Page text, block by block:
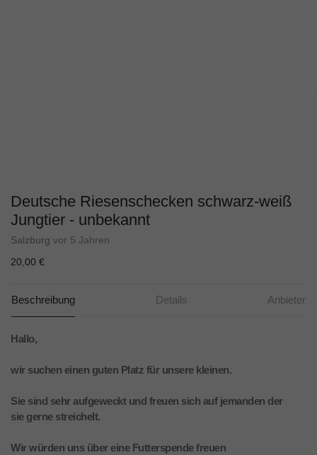
Deutsche Riesenschecken schwarz-weiß
Jungtier - unbekannt
Salzburg vor 5 Jahren
20,00 €
Beschreibung Details Anbieter
Hallo,
wir suchen einen guten Platz für unsere kleinen.
Sie sind sehr aufgeweckt und freuen sich auf jemanden der
sie gerne streichelt.
Wir würden uns über eine Futterspende freuen